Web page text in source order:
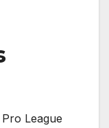
League